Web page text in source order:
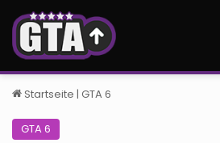
Startseite | GTA 6
GTA 6